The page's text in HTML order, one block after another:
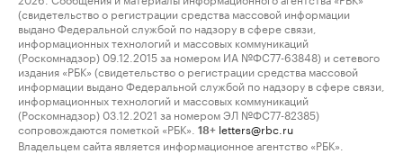
(свидетельство о регистрации средства массовой информации
выдано Федеральной службой по надзору в сфере связи,
информационных технологий и массовых коммуникаций
(Роскомнадзор) 09.12.2015 за номером ИА №ФС77-63848) и сетевого
издания «РБК» (свидетельство о регистрации средства массовой
информации выдано Федеральной службой по надзору в сфере связи,
информационных технологий и массовых коммуникаций
(Роскомнадзор) 03.12.2021 за номером ЭЛ №ФС77-82385)
сопровождаются пометкой «РБК».
18+ letters@rbc.ru
Владельцем сайта является информационное агентство «РБК».